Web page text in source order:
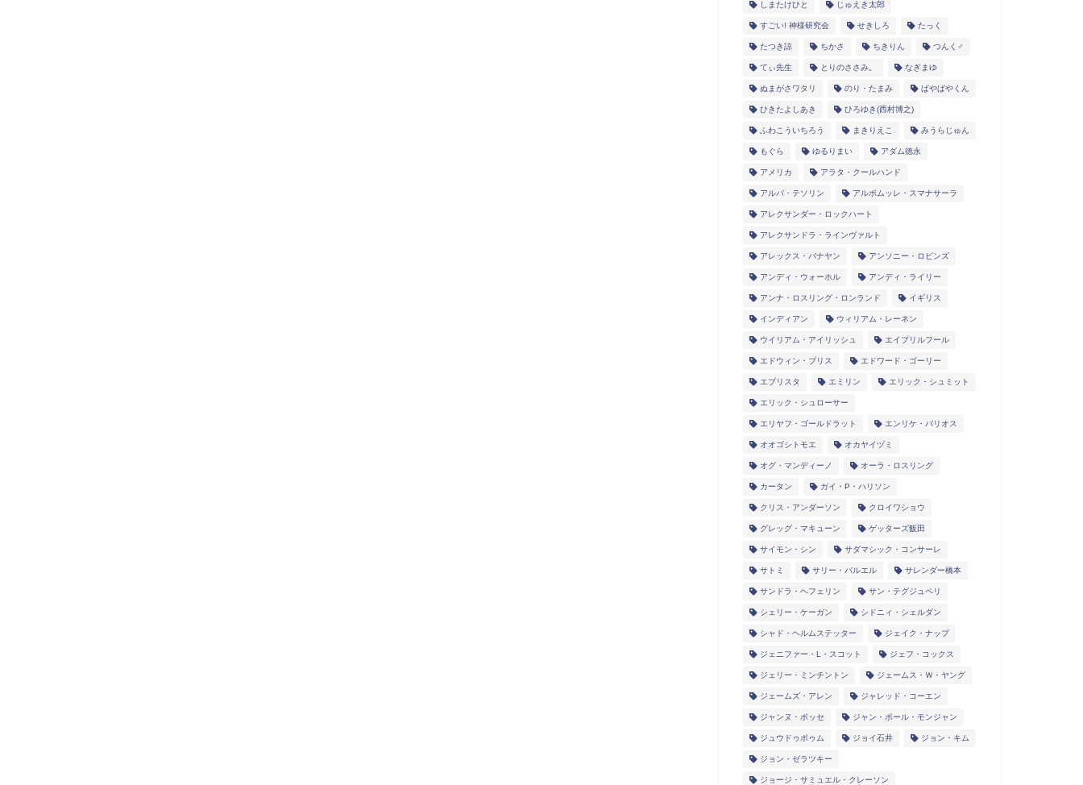
しまたけひと じゅえき太郎
すごい! 神様研究会 せきしろ たっく
たつき諒 ちかさ ちきりん つんく♂
てぃ先生 とりのささみ。 なぎまゆ
ぬまがさワタリ のり・たまみ ぱやぱやくん
ひきたよしあき ひろゆき(西村博之)
ふわこういちろう まきりえこ みうらじゅん
もぐら ゆるりまい アダム徳永
アメリカ アラタ・クールハンド
アルパ・テソリン アルボムッレ・スマナサーラ
アレクサンダー・ロックハート
アレクサンドラ・ラインヴァルト
アレックス・バナヤン アンソニー・ロビンズ
アンディ・ウォーホル アンディ・ライリー
アンナ・ロスリング・ロンランド イギリス
インディアン ウィリアム・レーネン
ウイリアム・アイリッシュ エイプリルフール
エドウィン・ブリス エドワード・ゴーリー
エブリスタ エミリン エリック・シュミット
エリック・シュローサー
エリヤフ・ゴールドラット エンリケ・バリオス
オオゴシトモエ オカヤイヅミ
オグ・マンディーノ オーラ・ロスリング
カータン ガイ・P・ハリソン
クリス・アンダーソン クロイワショウ
グレッグ・マキューン ゲッターズ飯田
サイモン・シン サダマシック・コンサーレ
サトミ サリー・バルエル サレンダー橋本
サンドラ・ヘフェリン サン・テグジュペリ
シェリー・ケーガン シドニィ・シェルダン
シャド・ヘルムステッター ジェイク・ナップ
ジェニファー・L・スコット ジェフ・コックス
ジェリー・ミンチントン ジェームス・Ｗ・ヤング
ジェームズ・アレン ジャレッド・コーエン
ジャンヌ・ボッセ ジャン・ポール・モンジャン
ジュウドゥポゥム ジョイ石井 ジョン・キム
ジョン・ゼラツキー
ジョージ・サミュエル・クレーソン